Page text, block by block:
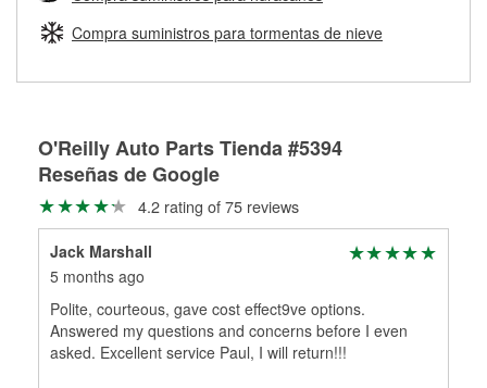
Herramientas de O'Reilly
pueden ser reutilizados, podemos ayudarte a encontrar las
partes de reemplazo correctas para tu reparación.
Rectificación de tambores y discos de freno
Compra suministros para tormentas de nieve
O'Reilly Auto Parts Tienda #5394
Reseñas de Google
4.2 rating of 75 reviews
Jack Marshall
5 months ago
Polite, courteous, gave cost effect9ve options.
Answered my questions and concerns before I even
asked. Excellent service Paul, I will return!!!